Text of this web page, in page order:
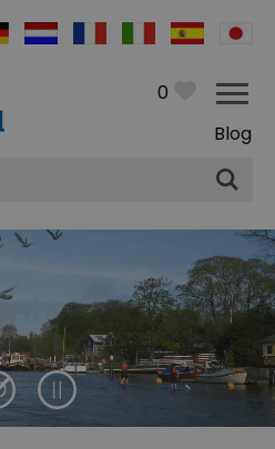
0
Blog